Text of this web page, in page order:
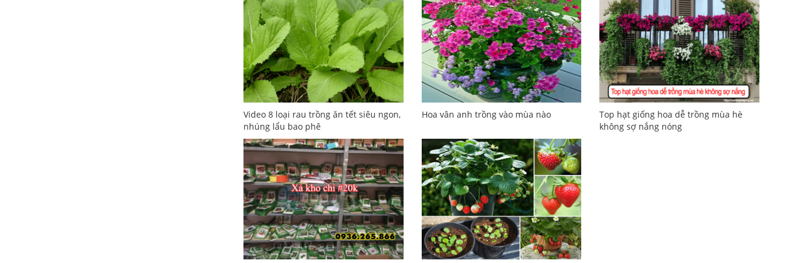
Video 8 loại rau trồng ăn tết siêu ngon,
nhúng lẩu bao phê
Hoa vân anh trồng vào mùa nào
Top hạt giống hoa dễ trồng mùa hè
không sợ nắng nóng